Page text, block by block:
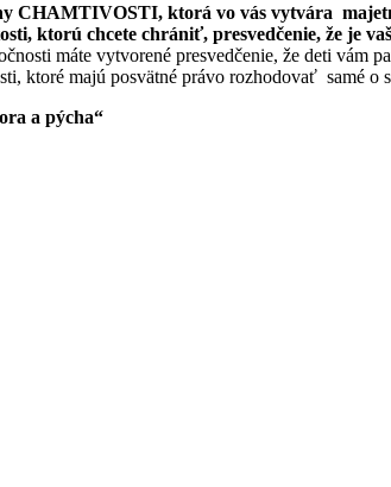
ktorá vo vás vytvára
ktorú chcete chrániť, presvedčenie, že je
máte vytvorené presvedčenie, že deti vám
majú posvätné právo rozhodovať samé o
a pýcha“